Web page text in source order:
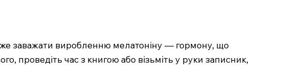
заважати виробленню мелатоніну — гормону, що
проведіть час з книгою або візьміть у руки записник,